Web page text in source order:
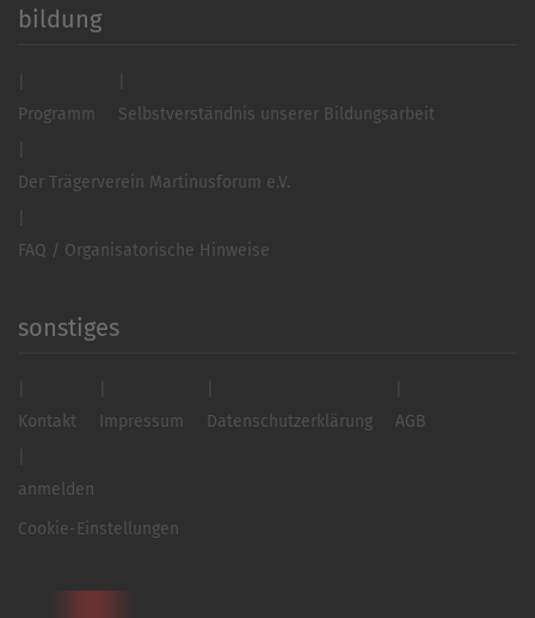
bildung
Programm Selbstverständnis unserer Bildungsarbeit
Der Trägerverein Martinusforum e.V.
FAQ / Organisatorische Hinweise
sonstiges
Kontakt Impressum Datenschutzerklärung AGB
anmelden
Cookie-Einstellungen